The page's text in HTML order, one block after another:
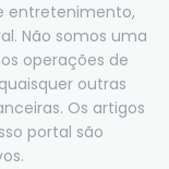
entretenimento,
Não somos uma
operações de
outras
Os artigos
portal são